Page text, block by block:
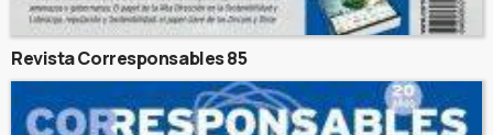
Revista Corresponsables 85